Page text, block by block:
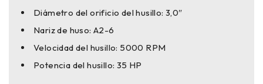
Diámetro del orificio del husillo: 3,0″
Nariz de huso: A2-6
Velocidad del husillo: 5000 RPM
Potencia del husillo: 35 HP